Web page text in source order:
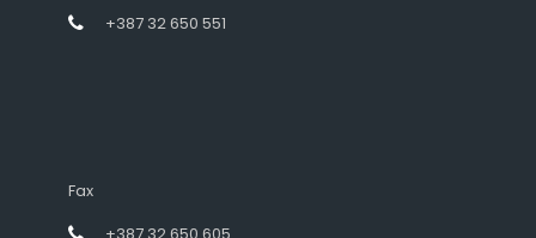
+387 32 650 551
Fax